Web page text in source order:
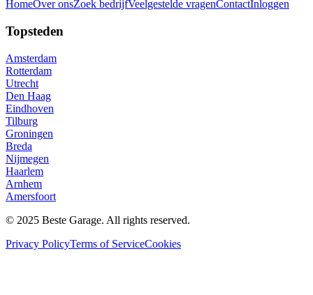
HomeOver onsZoek bedrijfVeelgestelde vragenContactInloggen
Topsteden
Amsterdam
Rotterdam
Utrecht
Den Haag
Eindhoven
Tilburg
Groningen
Breda
Nijmegen
Haarlem
Arnhem
Amersfoort
© 2025 Beste Garage. All rights reserved.
Privacy PolicyTerms of ServiceCookies